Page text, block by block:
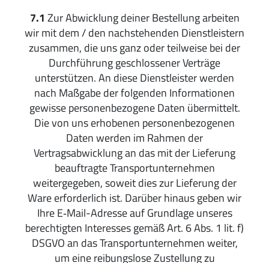
7.1 Zur Abwicklung deiner Bestellung arbeiten
wir mit dem / den nachstehenden Dienstleistern
zusammen, die uns ganz oder teilweise bei der
Durchführung geschlossener Verträge
unterstützen. An diese Dienstleister werden
nach Maßgabe der folgenden Informationen
gewisse personenbezogene Daten übermittelt.
Die von uns erhobenen personenbezogenen
Daten werden im Rahmen der
Vertragsabwicklung an das mit der Lieferung
beauftragte Transportunternehmen
weitergegeben, soweit dies zur Lieferung der
Ware erforderlich ist. Darüber hinaus geben wir
Ihre E‑Mail-Adresse auf Grundlage unseres
berechtigten Interesses gemäß Art. 6 Abs. 1 lit. f)
DSGVO an das Transportunternehmen weiter,
um eine reibungslose Zustellung zu